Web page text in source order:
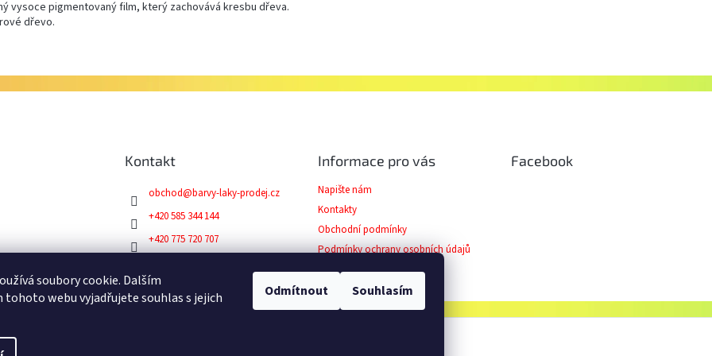
soubory cookie. Dalším
tohoto webu vyjadřujete souhlas s jejich
Odmítnout Souhlasím
vysoce pigmentovaný film, který zachovává kresbu dřeva.
dřevo.
Kontakt
obchod@barvy-laky-prodej.cz
+420 585 344 144
+420 775 720 707
Informace pro vás
Napište nám
Kontakty
Obchodní podmínky
Podmínky ochrany osobních údajů
Reklamační řád
Facebook